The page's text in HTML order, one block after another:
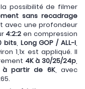
possibilité de filmer
sans recadrage
avec une profondeur
4:2:2 en compression
bits, Long GOP / ALL-I,
1,1x est appliqué. Il
4K à 30/25/24p,
à partir de 6K, avec